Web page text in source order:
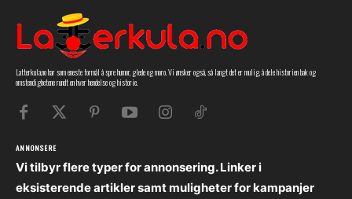
Latterkula.no har som eneste formål å spre humor, glede og moro. Vi ønsker også, så langt det er mulig, å dele historien bak og
omstendighetene rundt en hver hendelse og historie.
ANNONSERE
Vi tilbyr flere typer for annonsering. Linker i
eksisterende artikler samt muligheter for kampanjer